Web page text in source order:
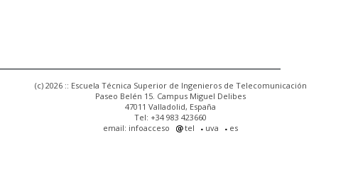
(c) 2026 :: Escuela Técnica Superior de Ingenieros de Telecomunicación
Paseo Belén 15. Campus Miguel Delibes
47011 Valladolid, España
Tel: +34 983 423660
email: infoacceso
tel uva es